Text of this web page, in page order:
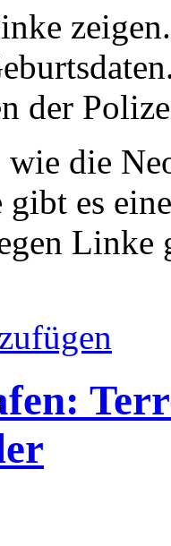
der
die
es